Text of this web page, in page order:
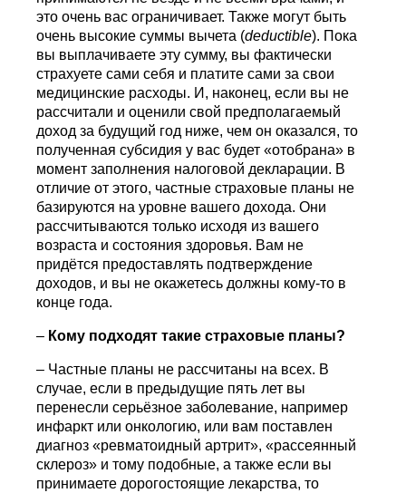
это очень вас ограничивает. Также могут быть
очень высокие суммы вычета (deductible). Пока
вы выплачиваете эту сумму, вы фактически
страхуете сами себя и платите сами за свои
медицинские расходы. И, наконец, если вы не
рассчитали и оценили свой предполагаемый
доход за будущий год ниже, чем он оказался, то
полученная субсидия у вас будет «отобрана» в
момент заполнения налоговой декларации. В
отличие от этого, частные страховые планы не
базируются на уровне вашего дохода. Они
рассчитываются только исходя из вашего
возраста и состояния здоровья. Вам не
придётся предоставлять подтверждение
доходов, и вы не окажетесь должны кому-то в
конце года.
– Кому подходят такие страховые планы?
– Частные планы не рассчитаны на всех. В
случае, если в предыдущие пять лет вы
перенесли серьёзное заболевание, например
инфаркт или онкологию, или вам поставлен
диагноз «ревматоидный артрит», «рассеянный
склероз» и тому подобные, а также если вы
принимаете дорогостоящие лекарства, то